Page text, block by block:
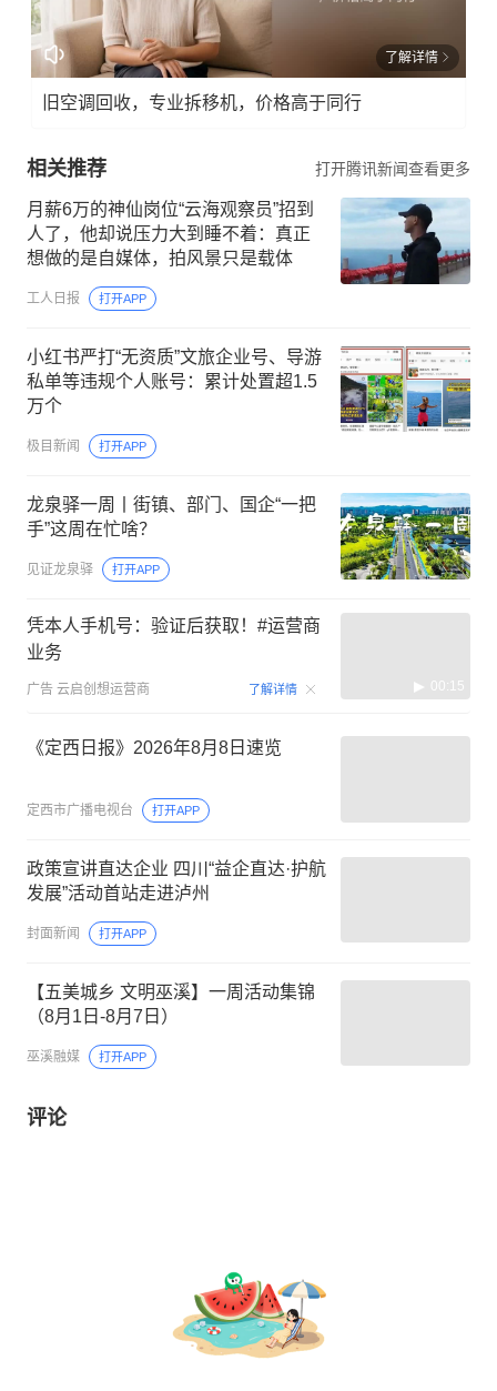
了解详情
旧空调回收，专业拆移机，价格高于同行
相关推荐 打开腾讯新闻查看更多
月薪6万的神仙岗位“云海观察员”招到
人了，他却说压力大到睡不着：真正
想做的是自媒体，拍风景只是载体
工人日报 打开APP
小红书严打“无资质”文旅企业号、导游
私单等违规个人账号：累计处置超1.5
万个
极目新闻 打开APP
龙泉驿一周丨街镇、部门、国企“一把
手”这周在忙啥？
见证龙泉驿 打开APP
凭本人手机号：验证后获取！#运营商
业务
广告 云启创想运营商 了解详情 00:15
《定西日报》2026年8月8日速览
定西市广播电视台 打开APP
政策宣讲直达企业 四川“益企直达·护航
发展”活动首站走进泸州
封面新闻 打开APP
【五美城乡 文明巫溪】一周活动集锦
（8月1日-8月7日）
巫溪融媒 打开APP
评论